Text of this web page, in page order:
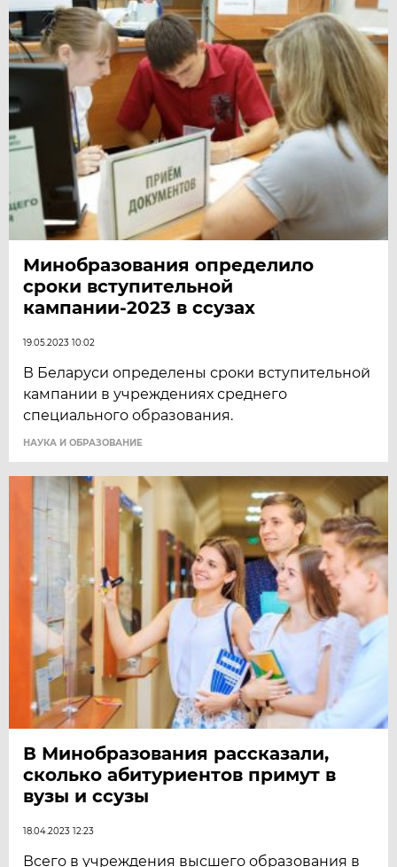
Минобразования определило
сроки вступительной
кампании-2023 в ссузах
19.05.2023 10:02
В Беларуси определены сроки вступительной
кампании в учреждениях среднего
специального образования.
НАУКА И ОБРАЗОВАНИЕ
В Минобразования рассказали,
сколько абитуриентов примут в
вузы и ссузы
18.04.2023 12:23
Всего в учреждения высшего образования в